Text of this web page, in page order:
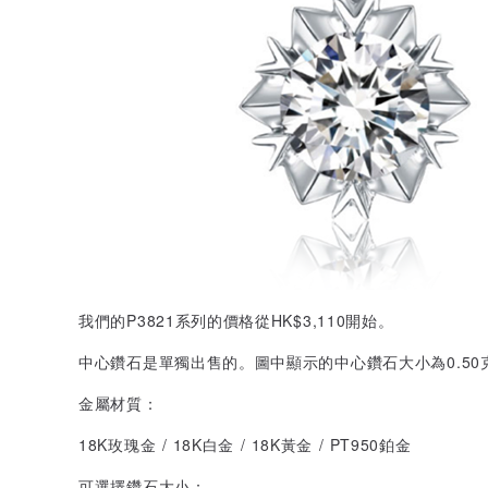
我們的P3821系列的價格從HK$3,110開始。
中心鑽石是單獨出售的。圖中顯示的中心鑽石大小為0.50
金屬材質：
18K玫瑰金 / 18K白金 / 18K黃金 / PT950鉑金